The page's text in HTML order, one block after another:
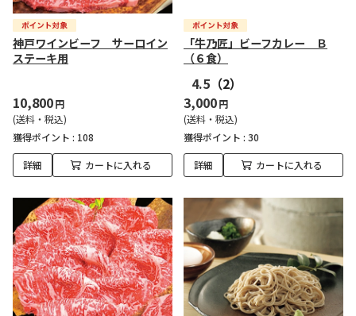
神戸ワインビーフ サーロイン
ステーキ用
10,800円
(送料・税込)
獲得ポイント : 108
詳細 カートに入れる
「牛乃匠」ビーフカレー Ｂ
（６食）
4.5 （2）
3,000円
(送料・税込)
獲得ポイント : 30
詳細 カートに入れる